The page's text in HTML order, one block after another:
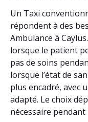
Un Taxi
répondent à des
Ambulance à
lorsque le patient
pas de soins
lorsque l’état de
plus encadré, avec
adapté. Le choix
nécessaire